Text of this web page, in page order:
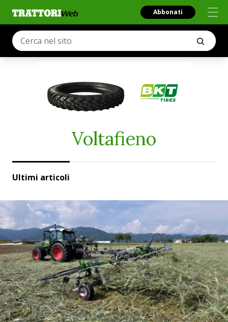
Abbonati
Voltafieno
Ultimi articoli